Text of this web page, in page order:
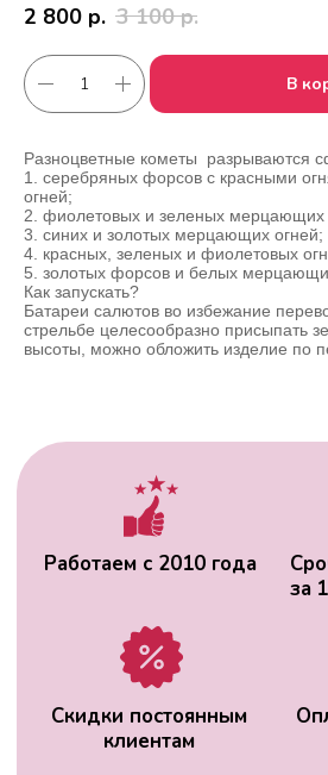
2 800 р. 3 100 р.
В
Разноцветные кометы разрываются
1. серебряных форсов с красными
огней;
2. фиолетовых и зеленых мерцающих
3. синих и золотых мерцающих огней;
4. красных, зеленых и фиолетовых
5. золотых форсов и белых
Как запускать?
Батареи салютов во избежание
стрельбе целесообразно присыпать
высоты, можно обложить изделие по
Работаем с 2010 года
Срочная
за1час
Скидки постоянным
клиентам
Оплата удобным
способом
Гарантия качества
Фото перед
ВАС МОЖЕТ
ЗАИНТЕРЕСОВАТЬ